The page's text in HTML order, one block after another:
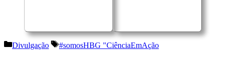
Categorias
Divulgação Etiquetas
#somosHBG "CiênciaEmAção